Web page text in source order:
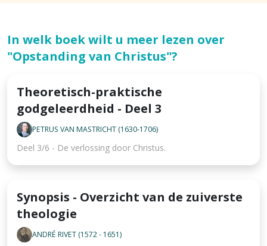
In welk boek wilt u meer lezen over
"Opstanding van Christus"?
Theoretisch-praktische
godgeleerdheid - Deel 3
PETRUS VAN MASTRICHT (1630-1706)
Deel 3/6 - De verlossing door Christus.
Synopsis - Overzicht van de zuiverste
theologie
ANDRÉ RIVET (1572 - 1651)